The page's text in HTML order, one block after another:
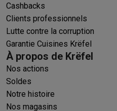
Cashbacks
Clients professionnels
Lutte contre la corruption
Garantie Cuisines Krëfel
À propos de Krëfel
Nos actions
Soldes
Notre histoire
Nos magasins